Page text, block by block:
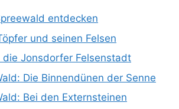
entdecken
und seinen Felsen
die Jonsdorfer Felsenstadt
Die Binnendünen der Senne
Bei den Externsteinen